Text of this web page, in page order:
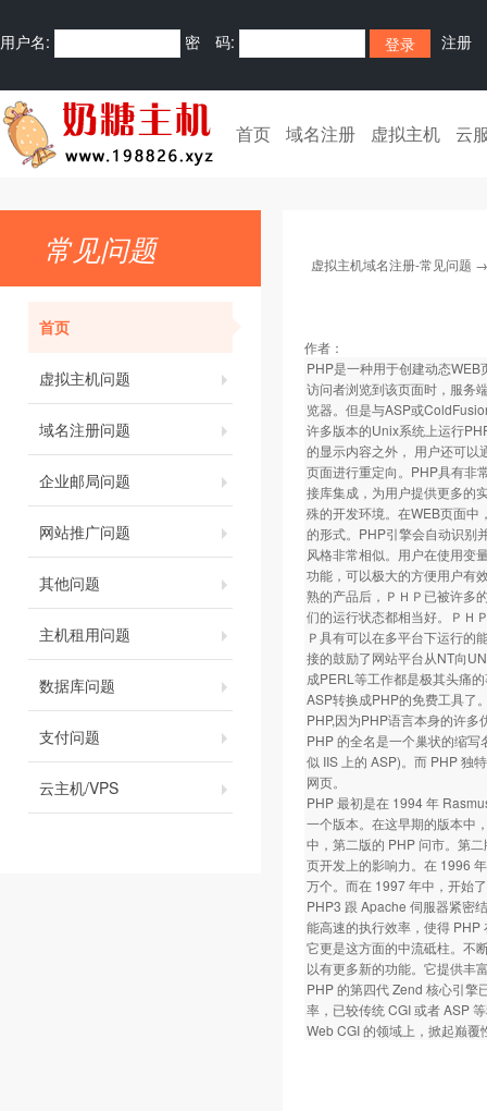
用户名: 密 码: 注册
首页 域名注册 虚拟主机 云
常见问题
首页
虚拟主机问题
域名注册问题
企业邮局问题
网站推广问题
其他问题
主机租用问题
数据库问题
支付问题
云主机/VPS
虚拟主机域名注册-常见问题
作者：
PHP是一种用于创建动态
访问者浏览到该页面时，服务
览器。但是与ASP或
许多版本的Unix系统上运行
的显示内容之外， 用户还可
页面进行重定向。PHP具有非
接库集成，为用户提供更多的
殊的开发环境。在WEB页面中
的形式。PHP引擎会自动识别
风格非常相似。用户在使用变
功能，可以极大的方便用户有
熟的产品后，ＰＨＰ已被许多
们的运行状态都相当好。ＰＨ
Ｐ具有可以在多平台下运行的
接的鼓励了网站平台从NT向
成PERL等工作都是极其头痛
ASP转换成PHP的免费工具了
PHP,因为PHP语言本身的许
PHP 的全名是一个巢状的缩
似 IIS 上的 ASP)。而 PHP 独
网页。
PHP 最初是在 1994 年
一个版本。在这早期的版本中
中，第二版的 PHP 问市。第
页开发上的影响力。在 1996
万个。而在 1997 年中，开始
PHP3 跟 Apache 伺服器紧密
能高速的执行效率，使得
它更是这方面的中流砥柱。不
以有更多新的功能。它提供丰
PHP 的第四代 Zend 核心引擎
率，已较传统 CGI 或者 ASP
Web CGI 的领域上，掀起巅